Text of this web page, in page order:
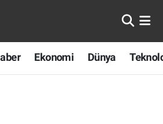
Ekonomi Dünya